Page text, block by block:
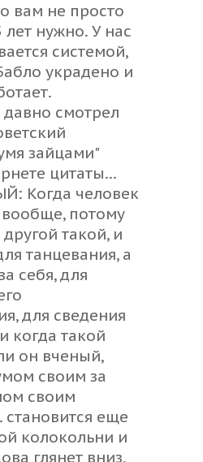
вам не просто
нужно. У нас
системой,
украдено и
давно смотрел
зайцами"
цитаты...
Когда человек
вообще, потому
такой, и
танцевания, а
себя, для
для сведения
когда такой
он вченый,
своим за
своим
становится еще
колокольни и
глянет вниз,